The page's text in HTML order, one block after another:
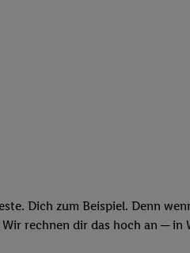
Dich zum Beispiel. Denn
rechnen dir das hoch an ─